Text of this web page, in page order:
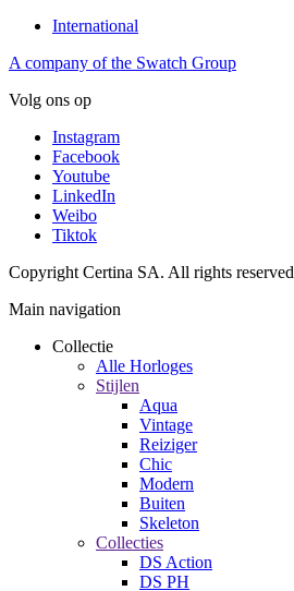
International
A company of the Swatch Group
Volg ons op
Instagram
Facebook
Youtube
LinkedIn
Weibo
Tiktok
Copyright Certina SA. All rights reserved
Main navigation
Collectie
Alle Horloges
Stijlen
Aqua
Vintage
Reiziger
Chic
Modern
Buiten
Skeleton
Collecties
DS Action
DS PH